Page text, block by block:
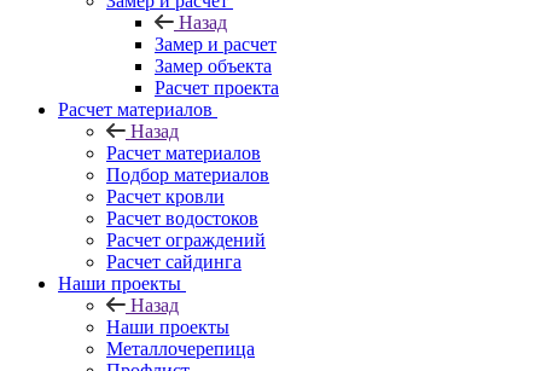
Назад
Замер и расчет
Замер объекта
Расчет проекта
Расчет материалов
Назад
Расчет материалов
Подбор материалов
Расчет кровли
Расчет водостоков
Расчет ограждений
Расчет сайдинга
Наши проекты
Назад
Наши проекты
Металлочерепица